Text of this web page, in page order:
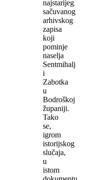
najstarijeg
sačuvanog
arhivskog
zapisa
koji
pominje
naselja
Sentmihalj
i
Zabotka
u
Bodroškoj
županiji.
Tako
se,
igrom
istorijskog
slučaja,
u
istom